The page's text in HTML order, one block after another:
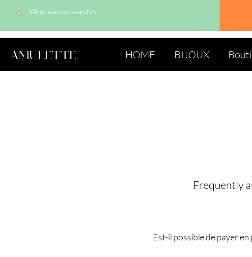
AMULETTE HOME BIJOUX
Frequently
Est-il possible de payer en